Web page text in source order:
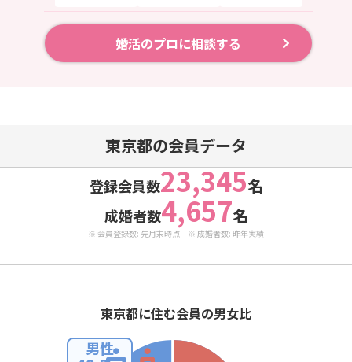
婚活のプロに相談する
東京都の会員データ
登録会員数23,345名
成婚者数4,657名
※ 会員登録数: 先月末時点 ※ 成婚者数: 昨年実績
東京都に住む会員の男女比
男性